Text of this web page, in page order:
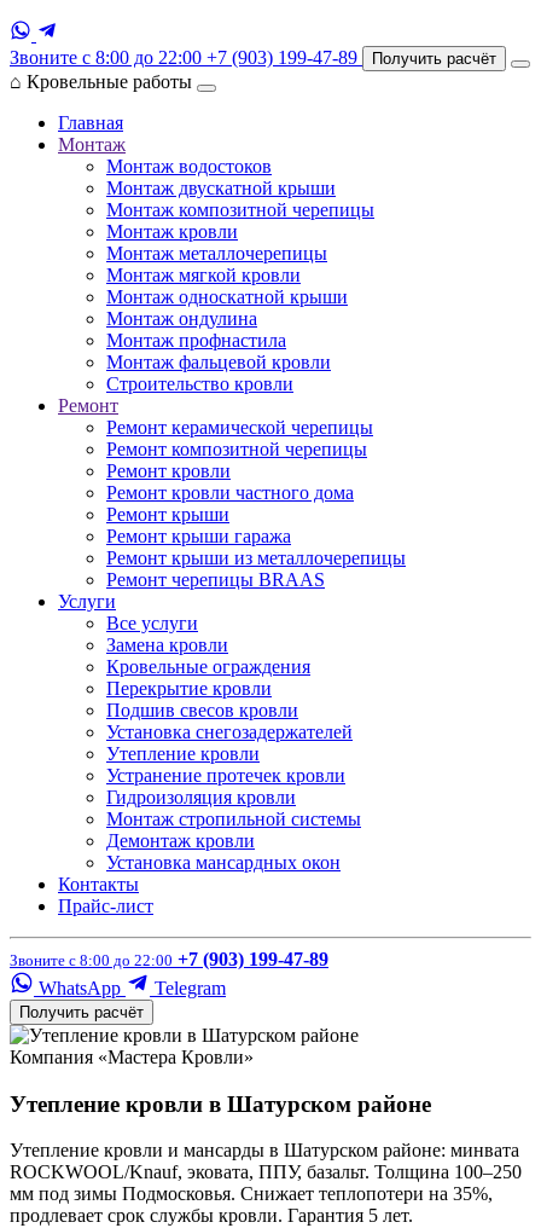
Звоните с 8:00 до 22:00 +7 (903) 199-47-89 Получить расчёт
⌂ Кровельные работы
Главная
Монтаж
Монтаж водостоков
Монтаж двускатной крыши
Монтаж композитной черепицы
Монтаж кровли
Монтаж металлочерепицы
Монтаж мягкой кровли
Монтаж односкатной крыши
Монтаж ондулина
Монтаж профнастила
Монтаж фальцевой кровли
Строительство кровли
Ремонт
Ремонт керамической черепицы
Ремонт композитной черепицы
Ремонт кровли
Ремонт кровли частного дома
Ремонт крыши
Ремонт крыши гаража
Ремонт крыши из металлочерепицы
Ремонт черепицы BRAAS
Услуги
Все услуги
Замена кровли
Кровельные ограждения
Перекрытие кровли
Подшив свесов кровли
Установка снегозадержателей
Утепление кровли
Устранение протечек кровли
Гидроизоляция кровли
Монтаж стропильной системы
Демонтаж кровли
Установка мансардных окон
Контакты
Прайс-лист
Звоните с 8:00 до 22:00 +7 (903) 199-47-89
WhatsApp
Telegram
Получить расчёт
Компания «Мастера Кровли»
Утепление кровли в Шатурском районе
Утепление кровли и мансарды в Шатурском районе: минвата
ROCKWOOL/Knauf, эковата, ППУ, базальт. Толщина 100–250
мм под зимы Подмосковья. Снижает теплопотери на 35%,
продлевает срок службы кровли. Гарантия 5 лет.